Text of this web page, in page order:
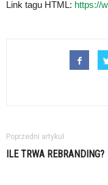
Link tagu HTML: https://
Poprzedni artykuł
ILE TRWA REBRANDING?